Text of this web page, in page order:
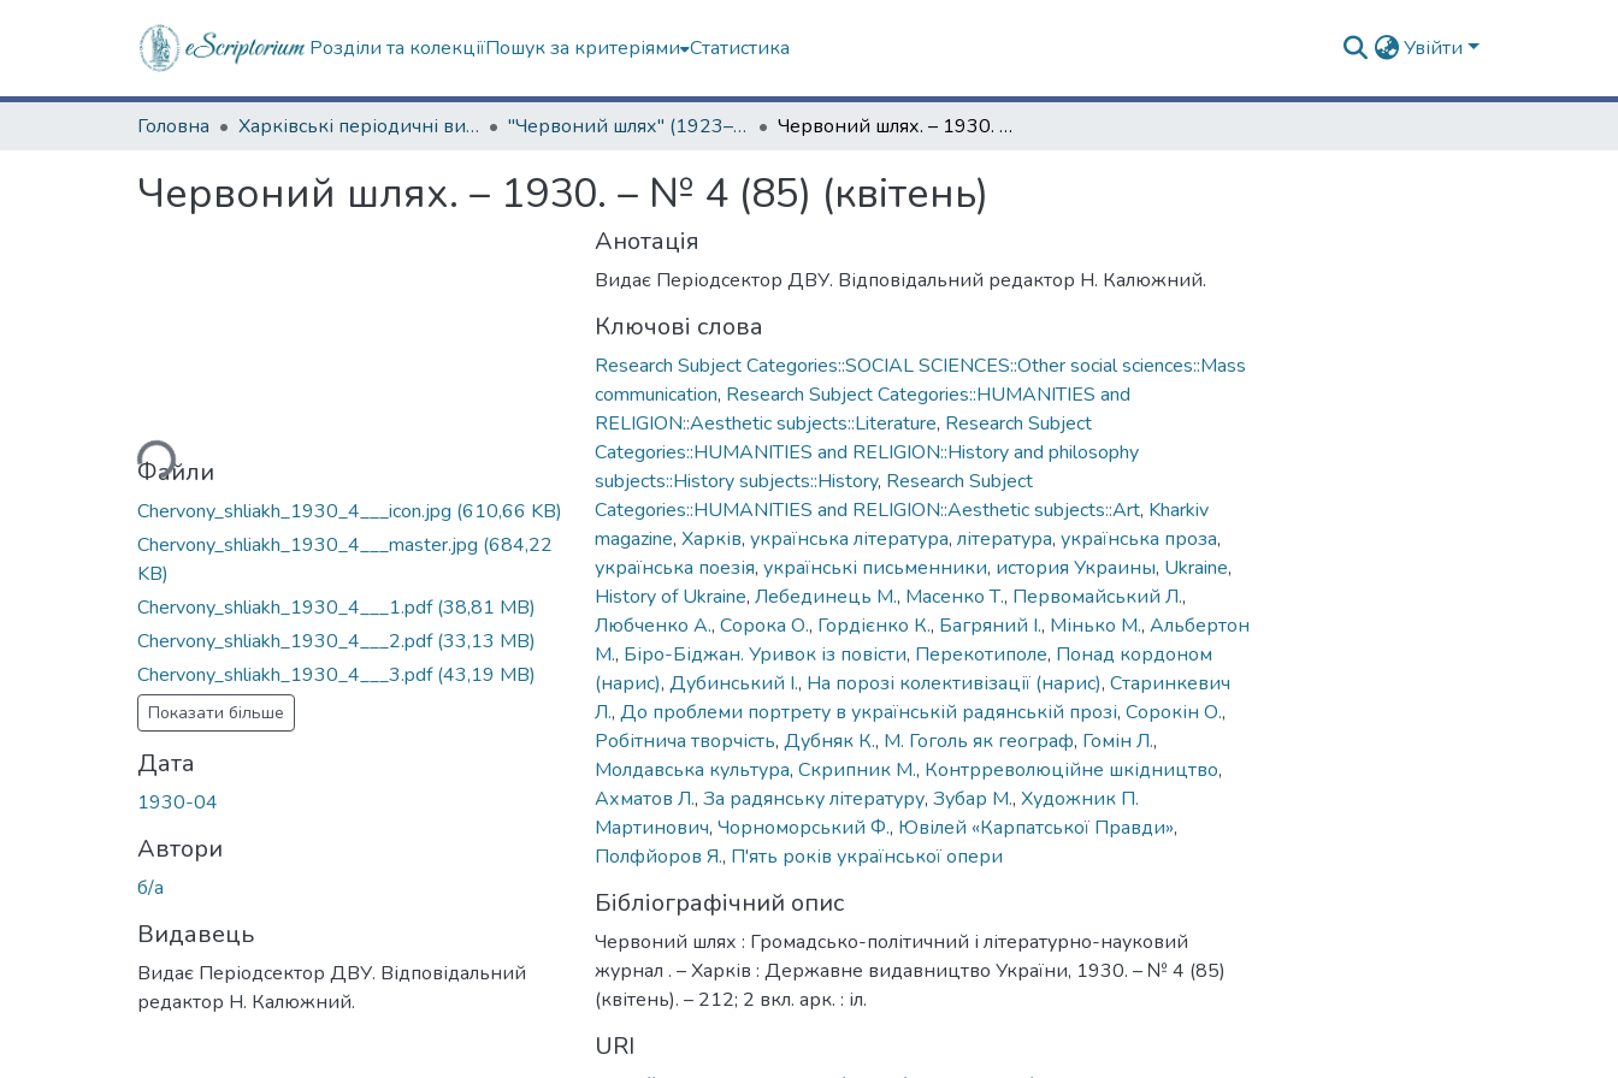
Розділи та колекціїПошук за критеріями Статистика Увійти
Головна Харківські періодичні видання "Червоний шлях" (1923–1936 рр.) Червоний шлях. – 1930. – № 4 (85) (квітень)
Червоний шлях. – 1930. – № 4 (85) (квітень)
Вантажиться...
Файли
Chervony_shliakh_1930_4___icon.jpg (610,66 KB)
Chervony_shliakh_1930_4___master.jpg (684,22
KB)
Chervony_shliakh_1930_4___1.pdf(38,81 MB)
Chervony_shliakh_1930_4___2.pdf(33,13 MB)
Chervony_shliakh_1930_4___3.pdf(43,19 MB)
Показати більше
Дата
1930-04
Автори
б/а
Видавець
Видає Періодсектор ДВУ. Відповідальний
редактор Н. Калюжний.
Анотація
Видає Періодсектор ДВУ. Відповідальний редактор Н. Калюжний.
Ключові слова
Research Subject Categories::SOCIAL SCIENCES::Other social sciences::Mass
communication, Research Subject Categories::HUMANITIES and
RELIGION::Aesthetic subjects::Literature, Research Subject
Categories::HUMANITIES and RELIGION::History and philosophy
subjects::History subjects::History, Research Subject
Categories::HUMANITIES and RELIGION::Aesthetic subjects::Art, Kharkiv
magazine, Харків, українська література, література, українська проза,
українська поезія, українські письменники, история Украины, Ukraine,
History of Ukraine, Лебединець M., Масенко Т., Первомайський Л.,
Любченко А., Сорока О., Гордієнко К., Багряний І., Мінько М., Альбертон
М., Біро-Біджан. Уривок із повісти, Перекотиполе, Понад кордоном
(нарис), Дубинський І., На порозі колективізації (нарис), Старинкевич
Л., До проблеми портрету в українській радянській прозі, Сорокін О.,
Робітнича творчість, Дубняк К., М. Гоголь як географ, Гомін Л.,
Молдавська культура, Скрипник М., Контрреволюційне шкідництво,
Ахматов Л., За радянську літературу, Зубар М., Художник П.
Мартинович, Чорноморський Ф., Ювілей «Карпатської Правди»,
Полфйоров Я., П'ять років української опери
Бібліографічний опис
Червоний шлях : Громадсько-політичний і літературно-науковий
журнал . – Харків : Державне видавництво України, 1930. – № 4 (85)
(квітень). – 212; 2 вкл. арк. : іл.
URI